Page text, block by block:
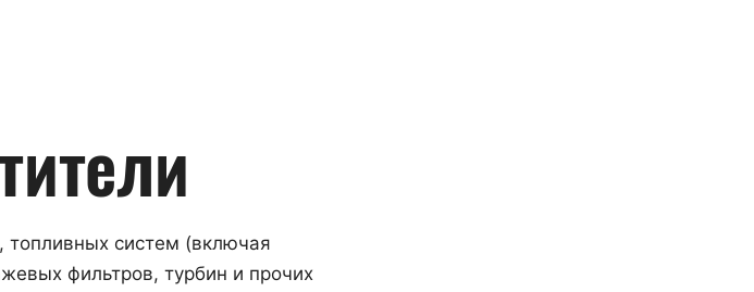
топливных систем (включая
фильтров, турбин и прочих